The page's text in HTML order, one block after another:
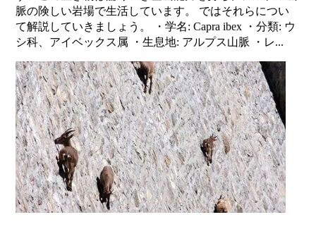
脈の険しい岩場で生活しています。 ではそれらについ
て解説していきましょう。 ・学名: Capra ibex ・分類: ウ
シ科、アイベックス属 ・生息地: アルプス山脈 ・レ...